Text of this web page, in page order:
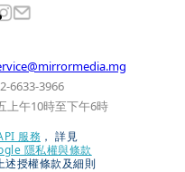
6633-3966
上午10時至下午6時
服務 ， 詳見
隱私權與條款
述授權條款及細則